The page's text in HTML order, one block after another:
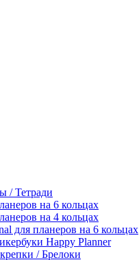
Тетради
на 6 кольцах
на 4 кольцах
для планеров на 6 кольцах
Happy Planner
/ Брелоки